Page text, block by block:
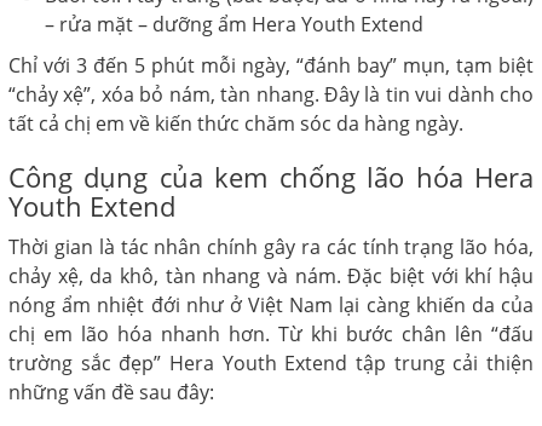
– rửa mặt – dưỡng ẩm Hera Youth Extend
Chỉ với 3 đến 5 phút mỗi ngày, “đánh bay” mụn, tạm biệt
“chảy xệ”, xóa bỏ nám, tàn nhang. Đây là tin vui dành cho
tất cả chị em về kiến thức chăm sóc da hàng ngày.
Công dụng của kem chống lão hóa Hera
Youth Extend
Thời gian là tác nhân chính gây ra các tính trạng lão hóa,
chảy xệ, da khô, tàn nhang và nám. Đặc biệt với khí hậu
nóng ẩm nhiệt đới như ở Việt Nam lại càng khiến da của
chị em lão hóa nhanh hơn. Từ khi bước chân lên “đấu
trường sắc đẹp” Hera Youth Extend tập trung cải thiện
những vấn đề sau đây: